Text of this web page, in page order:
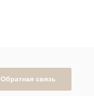
Обратная связь